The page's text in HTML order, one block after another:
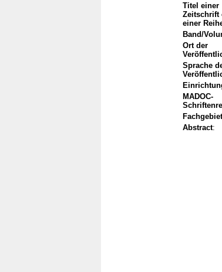
Titel einer
Zeitschrift
einer
Band/
Ort der
Sprache
MADOC-
Fachgebiet
Abstract: